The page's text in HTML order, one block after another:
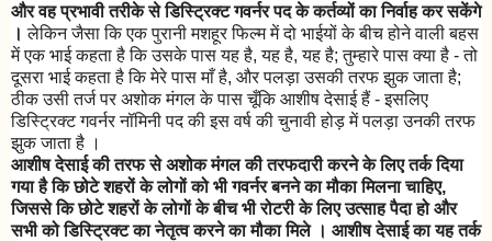
और वह प्रभावी तरीके से डिस्ट्रिक्ट गवर्नर पद के कर्तव्यों का निर्वाह कर सकेंगे
।लेकिन जैसा कि एक पुरानी मशहूर फिल्म में दो भाईयों के बीच होने वाली बहस
में एक भाई कहता है कि उसके पास यह है, यह है, यह है; तुम्हारे पास क्या है - तो
दूसरा भाई कहता है कि मेरे पास माँ है, और पलड़ा उसकी तरफ झुक जाता है;
ठीक उसी तर्ज पर अशोक मंगल के पास चूँकि आशीष देसाई हैं - इसलिए
डिस्ट्रिक्ट गवर्नर नॉमिनी पद की इस वर्ष की चुनावी होड़ में पलड़ा उनकी तरफ
झुक जाता है ।
आशीष देसाई की तरफ से अशोक मंगल की तरफदारी करने के लिए तर्क दिया
गया है कि छोटे शहरों के लोगों को भी गवर्नर बनने का मौका मिलना चाहिए,
जिससे कि छोटे शहरों के लोगों के बीच भी रोटरी के लिए उत्साह पैदा हो और
सभी को डिस्ट्रिक्ट का नेतृत्व करने का मौका मिले । आशीष देसाई का यह तर्क